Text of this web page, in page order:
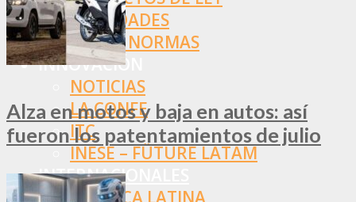
SOCIEDADES
OTRAS NORMAS
INNOVACIÓN
NOTICIAS
LA CONFE
ITC
INESE – FÜTURE LATAM
INTERNACIONALES
AMÉRICA LATINA
Alza en motos y baja en autos: así
fueron los patentamientos de julio